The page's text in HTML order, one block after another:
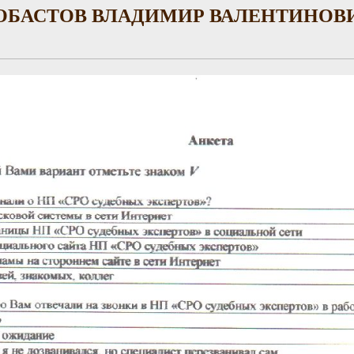
ВЛАДИМИР